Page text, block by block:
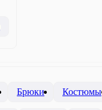
Брюки Костюмы